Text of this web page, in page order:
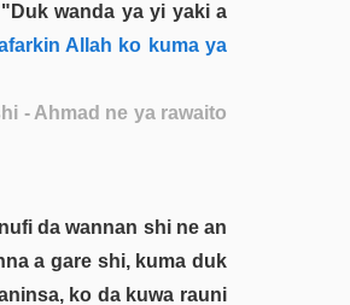
"Duk wanda ya yi yaki a
Allah ko kuma ya
- Ahmad ne ya rawaito
da wannan shi ne an
a gare shi, kuma duk
ko da kuwa rauni